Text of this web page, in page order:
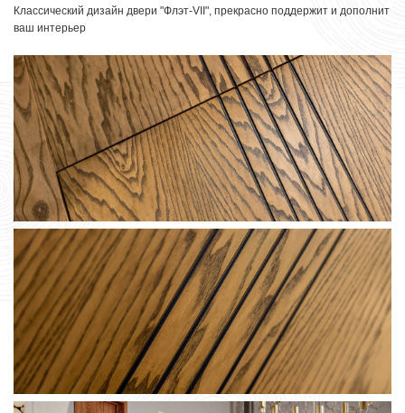
Классический дизайн двери "Флэт-VII ", прекрасно поддержит и дополнит
ваш интерьер